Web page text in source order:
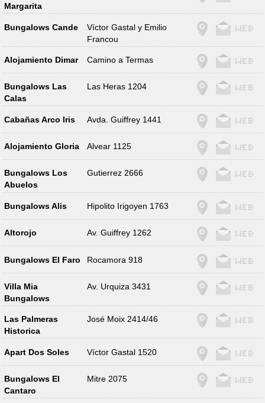
Margarita
Bungalows Cande
Víctor Gastal y Emilio
Francou
Alojamiento Dimar Camino a Termas
Bungalows Las
Calas
Las Heras 1204
Cabañas Arco Iris Avda. Guiffrey 1441
Alojamiento Gloria Alvear 1125
Bungalows Los
Abuelos
Gutierrez 2666
Bungalows Alis Hipolito Irigoyen 1763
Altorojo Av. Guiffrey 1262
Bungalows El Faro Rocamora 918
Villa Mia
Bungalows
Av. Urquiza 3431
Las Palmeras
Historica
José Moix 2414/46
Apart Dos Soles Víctor Gastal 1520
Bungalows El
Cantaro
Mitre 2075